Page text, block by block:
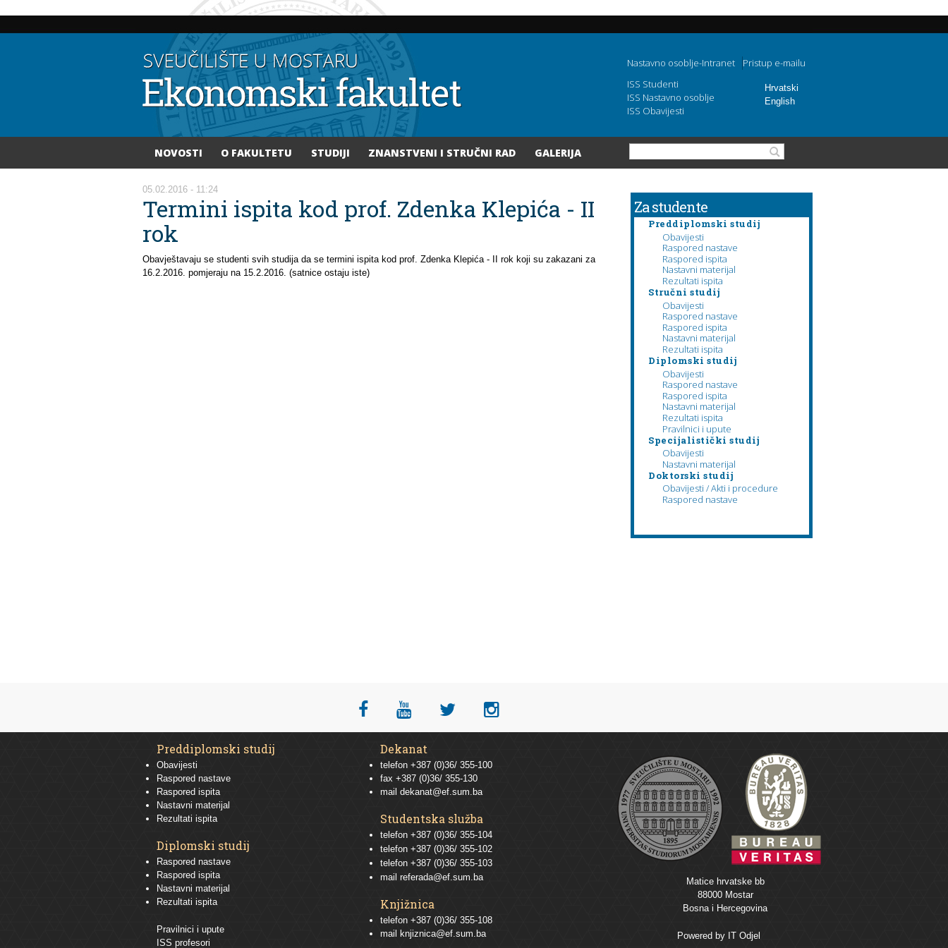
glavni
Hrvatski
English
Nastavno osoblje-Intranet
Pristup e-mailu
ISS Studenti
ISS Nastavno osoblje
ISS Obavijesti
NOVOSTI O FAKULTETU STUDIJI ZNANSTVENI I STRUČNI RAD GALERIJA Obrazac pretraživanja
Vi ste ovdje
05.02.2016 - 11:24
Termini ispita kod prof. Zdenka Klepića - II
rok
Obavještavaju se studenti svih studija da se termini ispita kod prof. Zdenka Klepića - II rok koji su zakazani za
16.2.2016. pomjeraju na 15.2.2016. (satnice ostaju iste)
Za studente
Preddiplomski studij
Obavijesti
Raspored nastave
Raspored ispita
Nastavni materijal
Rezultati ispita
Stručni studij
Obavijesti
Raspored nastave
Raspored ispita
Nastavni materijal
Rezultati ispita
Diplomski studij
Obavijesti
Raspored nastave
Raspored ispita
Nastavni materijal
Rezultati ispita
Pravilnici i upute
Specijalistički studij
Obavijesti
Nastavni materijal
Doktorski studij
Obavijesti / Akti i procedure
Raspored nastave
Preddiplomski studij
Obavijesti
Raspored nastave
Raspored ispita
Nastavni materijal
Rezultati ispita
Diplomski studij
Raspored nastave
Raspored ispita
Nastavni materijal
Rezultati ispita
Pravilnici i upute
ISS profesori
Dekanat
telefon +387 (0)36/ 355-100
fax +387 (0)36/ 355-130
mail dekanat@ef.sum.ba
Studentska služba
telefon +387 (0)36/ 355-104
telefon +387 (0)36/ 355-102
telefon +387 (0)36/ 355-103
mail referada@ef.sum.ba
Knjižnica
telefon +387 (0)36/ 355-108
mail
knjiznica@ef.sum.ba
Matice hrvatske bb
88000 Mostar
Bosna i Hercegovina
Powered by IT Odjel